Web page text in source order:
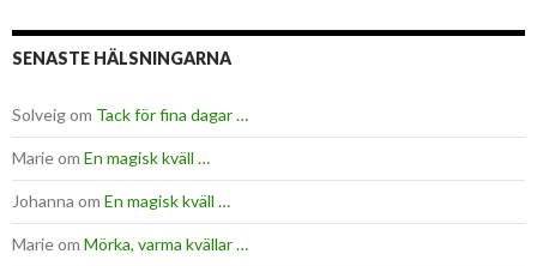
SENASTE HÄLSNINGARNA
Solveigom Tack för fina dagar …
Marieom En magisk kväll …
Johanna om En magisk kväll …
Marieom Mörka, varma kvällar …